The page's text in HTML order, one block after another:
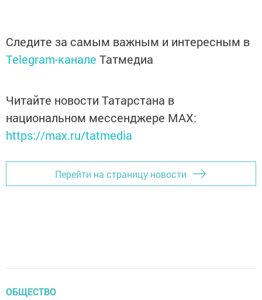
Следите за самым важным и интересным в
Telegram-канале Татмедиа
Читайте новости Татарстана в
национальном мессенджере MАХ:
https://max.ru/tatmedia
Перейти на страницу новости
ОБЩЕСТВО